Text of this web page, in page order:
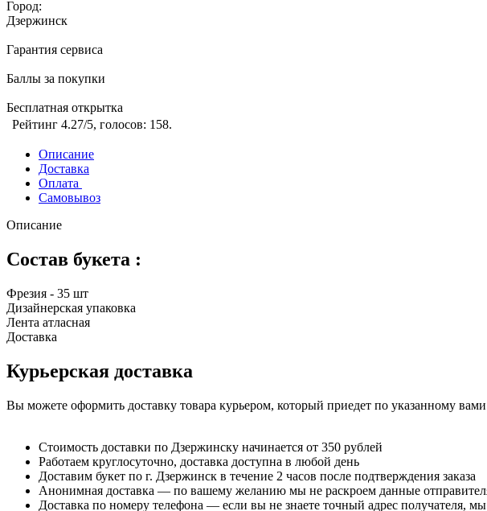
Город:
Дзержинск
Гарантия сервиса
Баллы за покупки
Бесплатная открытка
Рейтинг 4.27/5, голосов: 158.
Описание
Доставка
Оплата
Самовывоз
Описание
Состав букета :
Фрезия - 35 шт
Дизайнерская упаковка
Лента атласная
Доставка
Курьерская доставка
Вы можете оформить доставку товара курьером, который приедет по указанному вами
Стоимость доставки по Дзержинску начинается от 350 рублей
Работаем круглосуточно, доставка доступна в любой день
Доставим букет по г. Дзержинск в течение 2 часов после подтверждения заказа
Анонимная доставка — по вашему желанию мы не раскроем данные
Доставка по номеру телефона — если вы не знаете точный адрес получателя,